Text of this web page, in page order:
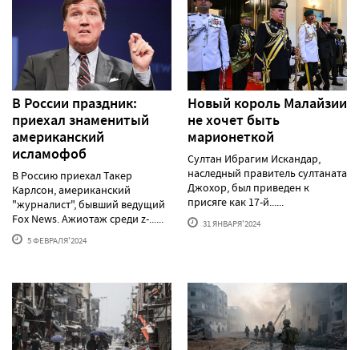
В России праздник:
приехал знаменитый
американский
исламофоб
В Россию приехал Такер
Карлсон, американский
"журналист", бывший ведущий
Fox News. Ажиотаж среди z-......
5 ФЕВРАЛЯ'2024
Новый король Малайзии
не хочет быть
марионеткой
Султан Ибрагим Искандар,
наследный правитель султаната
Джохор, был приведен к
присяге как 17-й......
31 ЯНВАРЯ'2024